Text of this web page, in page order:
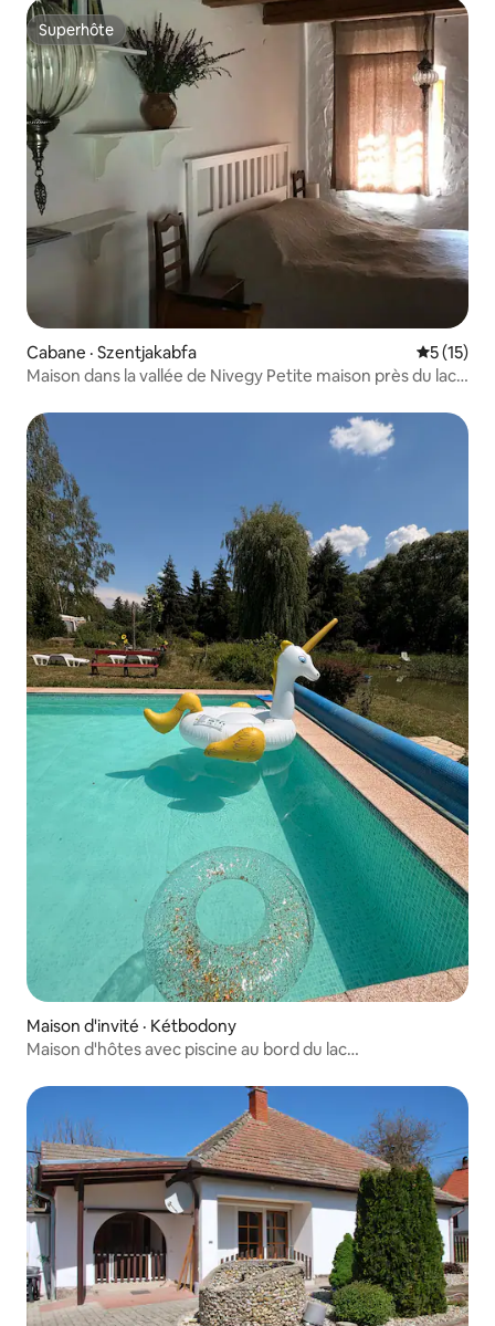
Superhôte
Superhôte
Cabane · Szentjakabfa Note
5 (15)
Maison dans la vallée de Nivegy Petite maison près du lac
Maison d'invité · Kétbodony
Maison d'hôtes avec piscine au bord du lac